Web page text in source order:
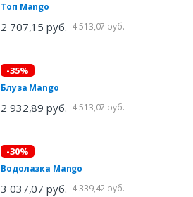
Топ Mango
2 707,15 руб. 4 513,07 руб.
-35%
Блуза Mango
2 932,89 руб. 4 513,07 руб.
-30%
Водолазка Mango
3 037,07 руб. 4 339,42 руб.